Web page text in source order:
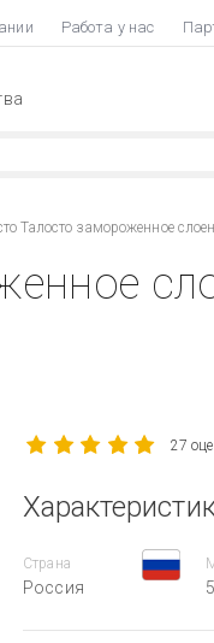
Работа у нас
Талосто замороженное
27
Страна
Россия